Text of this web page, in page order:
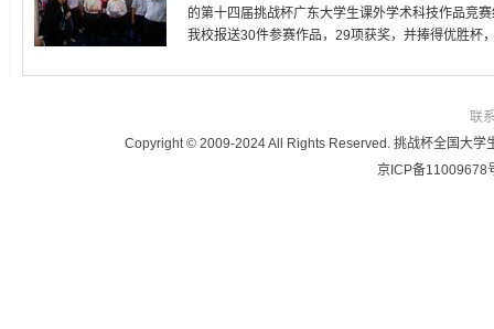
的第十四届挑战杯广东大学生课外学术科技作品竞
我校报送30件参赛作品，29项获奖，并捧得优胜杯
联
Copyright © 2009-2024 All Rights Reserved. 挑战杯全国大学
京ICP备11009678